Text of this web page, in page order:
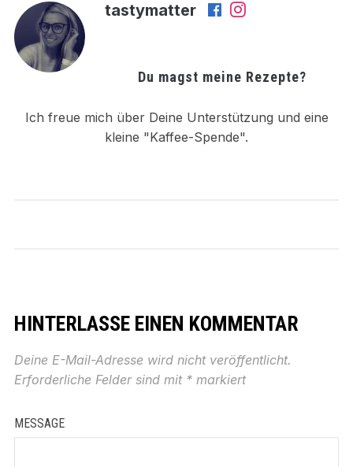
tastymatter
Du magst meine Rezepte?
Ich freue mich über Deine Unterstützung und eine
kleine "Kaffee-Spende".
HINTERLASSE EINEN KOMMENTAR
Deine E-Mail-Adresse wird nicht veröffentlicht.
Erforderliche Felder sind mit *markiert
MESSAGE